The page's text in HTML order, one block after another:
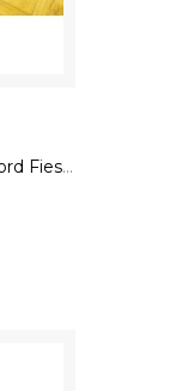
Abdeckung Stoßstange vorne Ford Fiesta 5 V links Fahrerseite 6S6119953ADW